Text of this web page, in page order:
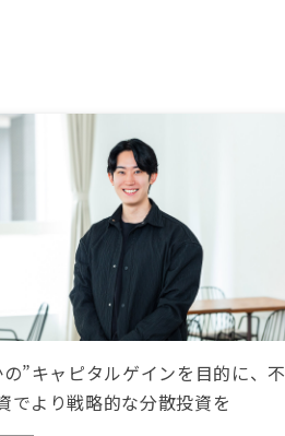
”キャピタルゲインを目的に、不
でより戦略的な分散投資を